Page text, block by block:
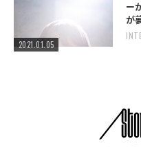
2021.01.05
ー
が